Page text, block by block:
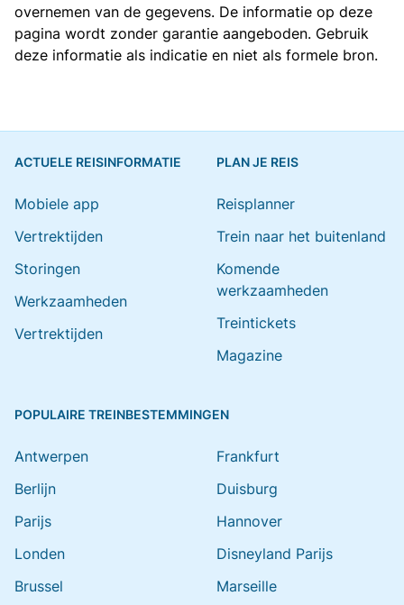
overnemen van de gegevens. De informatie op deze
pagina wordt zonder garantie aangeboden. Gebruik
deze informatie als indicatie en niet als formele bron.
ACTUELE REISINFORMATIE
Mobiele app
Vertrektijden
Storingen
Werkzaamheden
Vertrektijden
PLAN JE REIS
Reisplanner
Trein naar het buitenland
Komende
werkzaamheden
Treintickets
Magazine
POPULAIRE TREINBESTEMMINGEN
Antwerpen
Berlijn
Parijs
Londen
Brussel
Frankfurt
Duisburg
Hannover
Disneyland Parijs
Marseille